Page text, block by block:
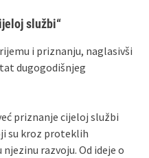
službi“
i priznanju, naglasivši
dugogodišnjeg
priznanje cijeloj službi
su kroz proteklih
razvoju. Od ideje o